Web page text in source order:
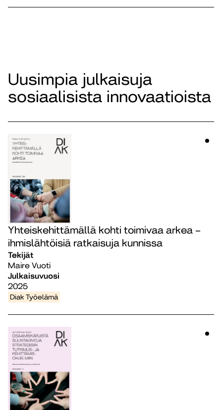
Uusimpia julkaisuja
sosiaalisista innovaatioista
Yhteiskehittämällä kohti toimivaa arkea –
ihmislähtöisiä ratkaisuja kunnissa
Tekijät
Maire Vuoti
Julkaisuvuosi
2025
Diak Työelämä